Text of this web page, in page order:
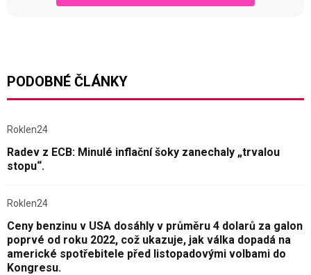
PODOBNÉ ČLÁNKY
Roklen24
Radev z ECB: Minulé inflační šoky zanechaly „trvalou
stopu“.
Roklen24
Ceny benzinu v USA dosáhly v průměru 4 dolarů za galon
poprvé od roku 2022, což ukazuje, jak válka dopadá na
americké spotřebitele před listopadovými volbami do
Kongresu.